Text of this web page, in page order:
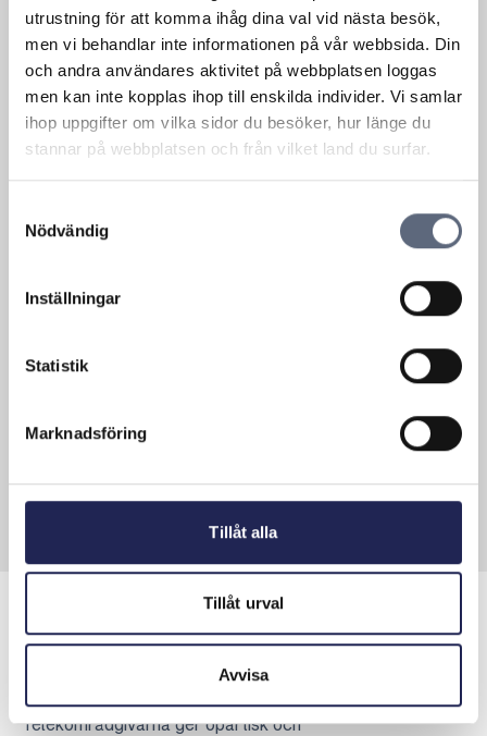
utrustning för att komma ihåg dina val vid nästa besök,
men vi behandlar inte informationen på vår webbsida. Din
och andra användares aktivitet på webbplatsen loggas
men kan inte kopplas ihop till enskilda individer. Vi samlar
ihop uppgifter om vilka sidor du besöker, hur länge du
stannar på webbplatsen och från vilket land du surfar.
Nödvändig
Inställningar
Statistik
Marknadsföring
Tillåt alla
Tillåt urval
Avvisa
Avsluta eller ändra ett avtal
Om en operatör eller leverantör gör
Telekområdgivarna
Telekområdgivarna ger opartisk och